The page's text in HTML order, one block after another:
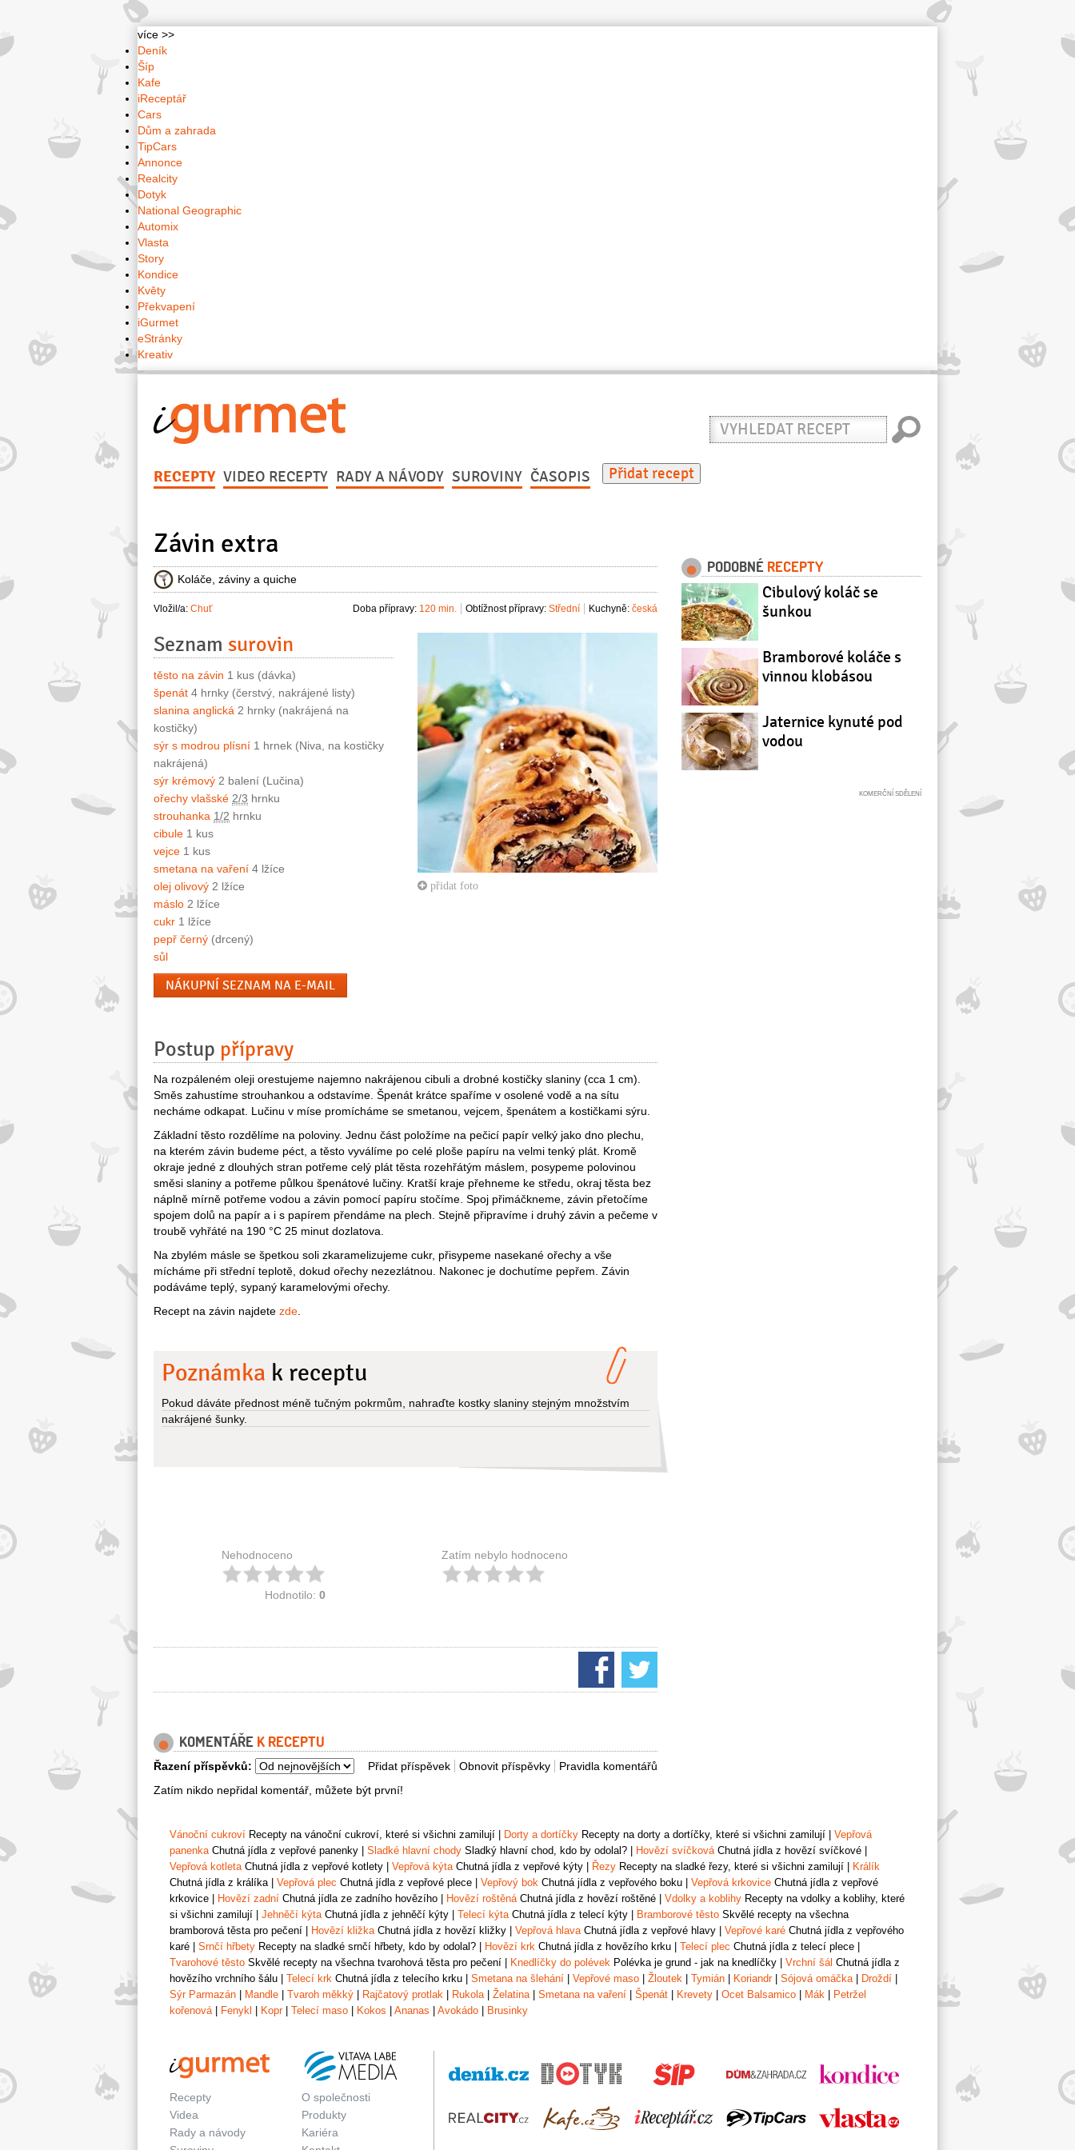
více >>
Deník
Šíp
Kafe
iReceptář
Cars
Dům a zahrada
TipCars
Annonce
Realcity
Dotyk
National Geographic
Automix
Vlasta
Story
Kondice
Květy
Překvapení
iGurmet
eStránky
Kreativ
Vyhledat
recept
RECEPTY VIDEO RECEPTY RADY A NÁVODY SUROVINY ČASOPIS Přidat recept
Závin extra
Koláče, záviny a quiche
Vložil/a: Chuť Kuchyně: česká
Obtížnost přípravy: Střední
Doba přípravy: 120 min.
přidat foto
Seznam surovin
těsto na závin 1 kus (dávka)
špenát 4 hrnky (čerstvý, nakrájené listy)
slanina anglická 2 hrnky (nakrájená na
kostičky)
sýr s modrou plísní 1 hrnek (Niva, na kostičky
nakrájená)
sýr krémový 2 balení (Lučina)
ořechy vlašské 2/3 hrnku
strouhanka 1/2 hrnku
cibule 1 kus
vejce 1 kus
smetana na vaření 4 lžíce
olej olivový 2 lžíce
máslo 2 lžíce
cukr 1 lžíce
pepř černý (drcený)
sůl
NÁKUPNÍ SEZNAM NA E-MAIL
Postup přípravy
Na rozpáleném oleji orestujeme najemno nakrájenou cibuli a drobné kostičky slaniny (cca 1 cm).
Směs zahustíme strouhankou a odstavíme. Špenát krátce spaříme v osolené vodě a na sítu
necháme odkapat. Lučinu v míse promícháme se smetanou, vejcem, špenátem a kostičkami sýru.
Základní těsto rozdělíme na poloviny. Jednu část položíme na pečicí papír velký jako dno plechu,
na kterém závin budeme péct, a těsto vyválíme po celé ploše papíru na velmi tenký plát. Kromě
okraje jedné z dlouhých stran potřeme celý plát těsta rozehřátým máslem, posypeme polovinou
směsi slaniny a potřeme půlkou špenátové lučiny. Kratší kraje přehneme ke středu, okraj těsta bez
náplně mírně potřeme vodou a závin pomocí papíru stočíme. Spoj přimáčkneme, závin přetočíme
spojem dolů na papír a i s papírem přendáme na plech. Stejně připravíme i druhý závin a pečeme v
troubě vyhřáté na 190 °C 25 minut dozlatova.
Na zbylém másle se špetkou soli zkaramelizujeme cukr, přisypeme nasekané ořechy a vše
mícháme při střední teplotě, dokud ořechy nezezlátnou. Nakonec je dochutíme pepřem. Závin
podáváme teplý, sypaný karamelovými ořechy.
Recept na závin najdete zde.
Poznámka k receptu
Pokud dáváte přednost méně tučným pokrmům, nahraďte kostky slaniny stejným množstvím
nakrájené šunky.
Nehodnoceno
Hodnotilo: 0
Zatím nebylo hodnoceno
KOMENTÁŘE K RECEPTU
Pravidla komentářů
Obnovit příspěvky
Přidat příspěvek
Řazení příspěvků:
Zatím nikdo nepřidal komentář, můžete být první!
PODOBNÉ RECEPTY
Cibulový koláč se
šunkou
Bramborové koláče s
vinnou klobásou
Jaternice kynuté pod
vodou
Vánoční cukroví Recepty na vánoční cukroví, které si všichni zamilují Dorty a dortíčky Recepty na dorty a dortíčky, které si všichni zamilují
Vepřová
panenkaChutná jídla z vepřové panenky Sladké hlavní chody Sladký hlavní chod, kdo by odolal? Hovězí svíčkováChutná jídla z hovězí svíčkové
Vepřová kotletaChutná jídla z vepřové kotlety Vepřová kýtaChutná jídla z vepřové kýty Řezy Recepty na sladké řezy, které si všichni zamilují
Králík
Chutná jídla z králíka| Vepřová plec Chutná jídla z vepřové plece Vepřový bok Chutná jídla z vepřového boku Vepřová krkovice Chutná jídla z vepřové
krkovice
Hovězí zadní Chutná jídla ze zadního hovězího Hovězí roštěnáChutná jídla z hovězí roštěné Vdolky a koblihy Recepty na vdolky a koblihy, které
si všichni zamilují
Jehněčí kýtaChutná jídla z jehněčí kýty Telecí kýtaChutná jídla z telecí kýty Bramborové těsto Skvělé recepty na všechna
bramborová těsta pro pečení
Hovězí kližkaChutná jídla z hovězí kližky Vepřová hlavaChutná jídla z vepřové hlavy Vepřové karé Chutná jídla z vepřového
karé
Srnčí hřbety Recepty na sladké srnčí hřbety, kdo by odolal? Hovězí krk Chutná jídla z hovězího krku Telecí plec Chutná jídla z telecí plece
Tvarohové těsto Skvělé recepty na všechna tvarohová těsta pro pečení Knedlíčky do polévek Polévka je grund - jak na knedlíčky Vrchní šál Chutná jídla z
hovězího vrchního šálu
Telecí krk Chutná jídla z telecího krku Smetana na šlehání Vepřové maso Žloutek Tymián Koriandr| Sójová omáčka| Droždí
Sýr Parmazán
Mandle Tvaroh měkký Rajčatový protlak Rukola| Želatina| Smetana na vaření Špenát Krevety Ocet Balsamico Mák
Petržel
kořenová| Fenykl Kopr| Telecí maso Kokos Ananas Avokádo Brusinky
Recepty
Videa
Rady a návody
O společnosti
Produkty
Kariéra